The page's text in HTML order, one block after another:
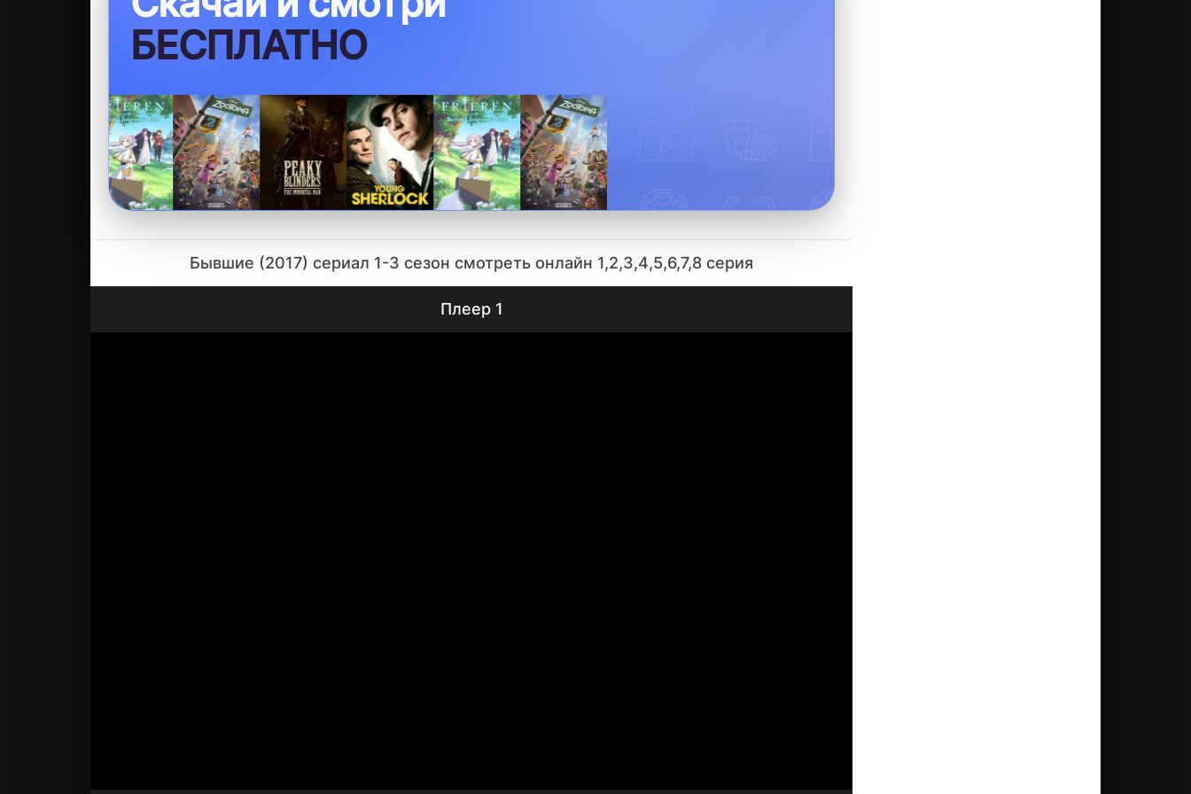
БЕСПЛАТНО
Бывшие (2017) сериал 1-3 сезон смотреть онлайн 1,2,3,4,5,6,7,8 серия
Плеер 1